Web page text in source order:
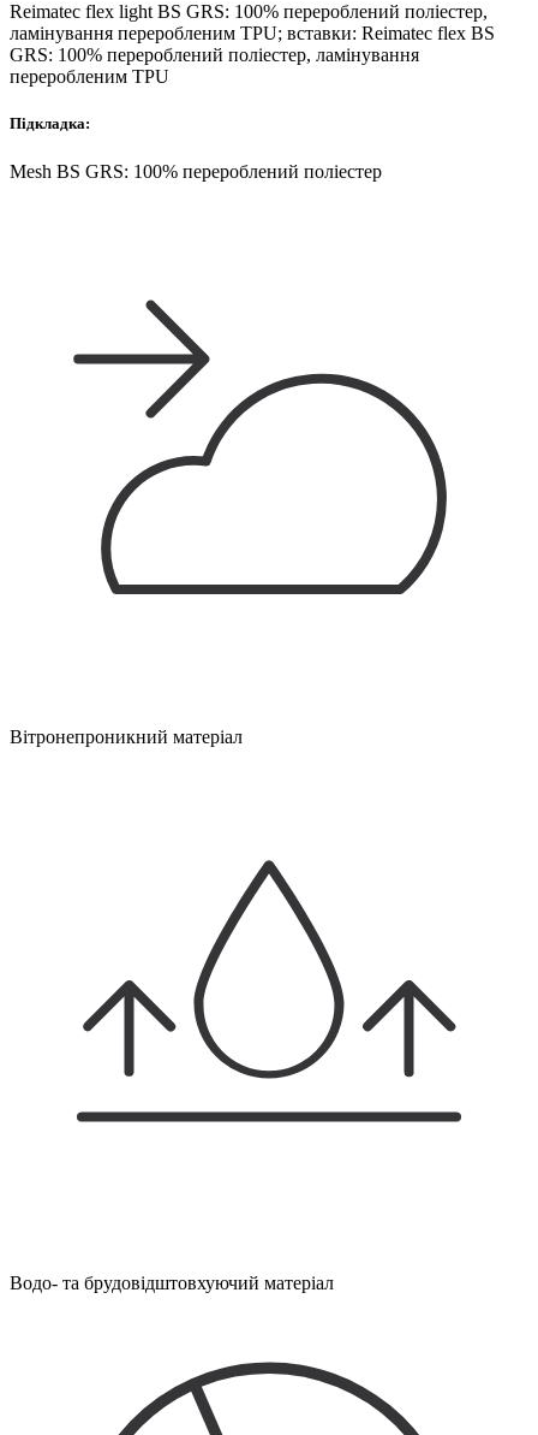
Reimatec flex light BS GRS: 100% перероблений поліестер,
ламінування переробленим TPU; вставки: Reimatec flex BS
GRS: 100% перероблений поліестер, ламінування
переробленим TPU
Підкладка:
Mesh BS GRS: 100% перероблений поліестер
Вітронепроникний матеріал
Водо- та брудовідштовхуючий матеріал